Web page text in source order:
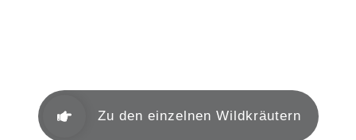
Zu den einzelnen Wildkräutern